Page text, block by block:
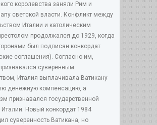
королевства заняли Рим и
светской власти. Конфликт между
Италии и католическим
продолжался до 1929, когда
был подписан конкордат
соглашения). Согласно им,
суверенным
Италия выплачивала Ватикану
денежную компенсацию, а
признавался государственной
Италии. Новый конкордат 1984
суверенность Ватикана, но